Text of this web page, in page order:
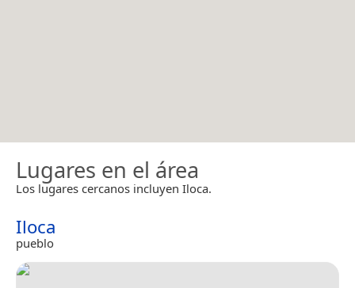
Lugares en el área
Los lugares cercanos incluyen Iloca.
Iloca
pueblo